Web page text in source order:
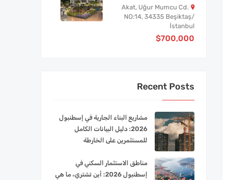
Akat, Uğur Mumcu Cd.
NO:14, 34335 Beşiktaş/
İstanbul
$700,000
Recent Posts
مشاريع البناء الجارية في إسطنبول
2026: دليل البيانات الكامل
للمستثمرين على الخارطة
مناطق الاستثمار السكني في
إسطنبول 2026: أين تشتري، ما هي